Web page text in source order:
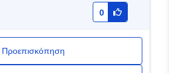
0
Προεπισκόπηση